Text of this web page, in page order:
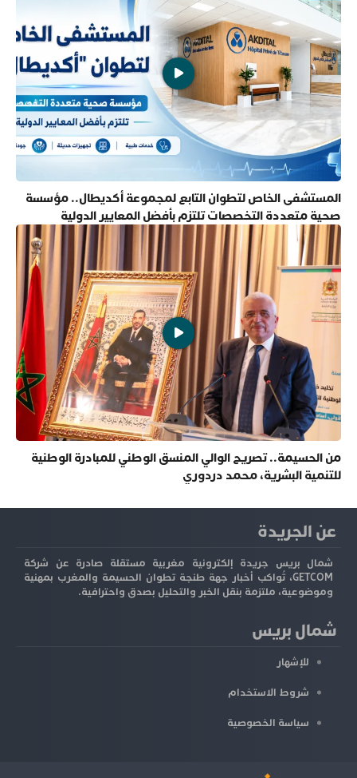
المستشفى الخاص لتطوان التابع لمجموعة أكديطال.. مؤسسة
صحية متعددة التخصصات تلتزم بأفضل المعايير الدولية
من الحسيمة.. تصريح الوالي المنسق الوطني للمبادرة الوطنية
للتنمية البشرية، محمد دردوري
عن الجريدة
شمال بريس جريدة إلكترونية مغربية مستقلة صادرة عن شركة
GETCOM، تُواكب أخبار جهة طنجة تطوان الحسيمة والمغرب بمهنية
وموضوعية، ملتزمة بنقل الخبر والتحليل بصدق واحترافية.
شمال بريس
للإشهار
شروط الاستخدام
سياسة الخصوصية